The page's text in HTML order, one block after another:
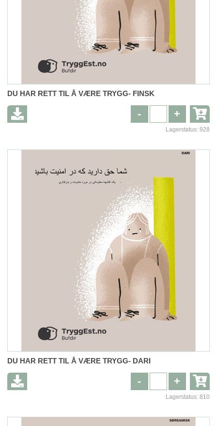
DU HAR RETT TIL Å VÆRE TRYGG- FINSK
+
-
Lagerstatus: 928
DU HAR RETT TIL Å VÆRE TRYGG- DARI
+
-
Lagerstatus: 810